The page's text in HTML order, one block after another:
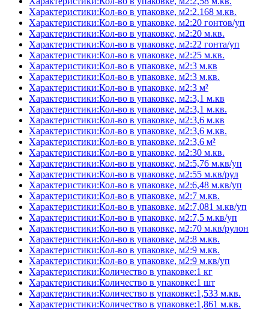
Характеристики:Кол-во в упаковке, м2:2.168 м.кв.
Характеристики:Кол-во в упаковке, м2:20 гонтов/уп
Характеристики:Кол-во в упаковке, м2:20 м.кв.
Характеристики:Кол-во в упаковке, м2:22 гонта/уп
Характеристики:Кол-во в упаковке, м2:25 м.кв.
Характеристики:Кол-во в упаковке, м2:3 м.кв
Характеристики:Кол-во в упаковке, м2:3 м.кв.
Характеристики:Кол-во в упаковке, м2:3 м²
Характеристики:Кол-во в упаковке, м2:3,1 м.кв
Характеристики:Кол-во в упаковке, м2:3,1 м.кв.
Характеристики:Кол-во в упаковке, м2:3,6 м.кв
Характеристики:Кол-во в упаковке, м2:3,6 м.кв.
Характеристики:Кол-во в упаковке, м2:3,6 м²
Характеристики:Кол-во в упаковке, м2:30 м.кв.
Характеристики:Кол-во в упаковке, м2:5,76 м.кв/уп
Характеристики:Кол-во в упаковке, м2:55 м.кв/рул
Характеристики:Кол-во в упаковке, м2:6,48 м.кв/уп
Характеристики:Кол-во в упаковке, м2:7 м.кв.
Характеристики:Кол-во в упаковке, м2:7,081 м.кв/уп
Характеристики:Кол-во в упаковке, м2:7,5 м.кв/уп
Характеристики:Кол-во в упаковке, м2:70 м.кв/рулон
Характеристики:Кол-во в упаковке, м2:8 м.кв.
Характеристики:Кол-во в упаковке, м2:9 м.кв.
Характеристики:Кол-во в упаковке, м2:9 м.кв/уп
Характеристики:Количество в упаковке:1 кг
Характеристики:Количество в упаковке:1 шт
Характеристики:Количество в упаковке:1,533 м.кв.
Характеристики:Количество в упаковке:1,861 м.кв.